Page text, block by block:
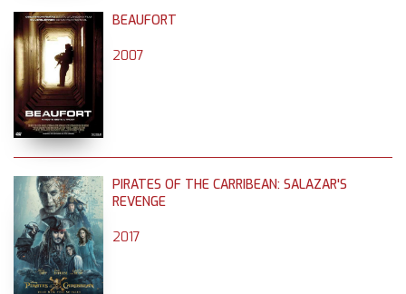
BEAUFORT
2007
PIRATES OF THE CARRIBEAN: SALAZAR'S
REVENGE
2017